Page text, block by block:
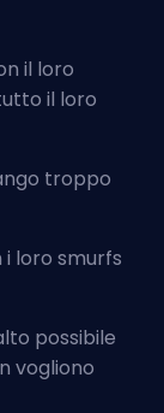
il loro
il loro
troppo
loro smurfs
possibile
vogliono